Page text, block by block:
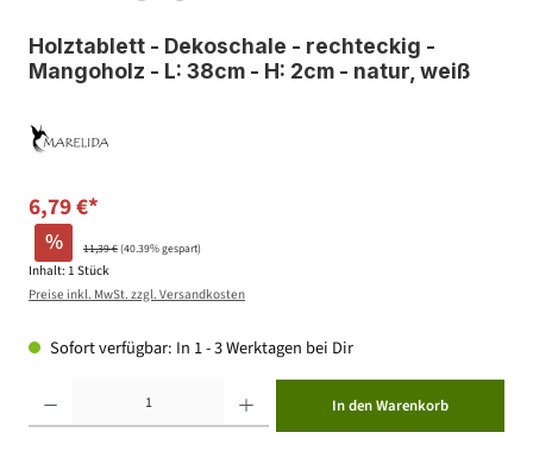
Holztablett - Dekoschale - rechteckig -
Mangoholz - L: 38cm - H: 2cm - natur, weiß
6,79 €*
% 11,39 €(40.39% gespart)
Inhalt: 1 Stück
Preise inkl. MwSt. zzgl. Versandkosten
Sofort verfügbar: In 1 - 3 Werktagen bei Dir
In den Warenkorb